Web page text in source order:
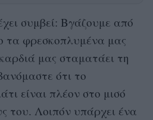
συμβεί: Βγάζουμε από
τα φρεσκοπλυμένα μας
μας σταματάει τη
ότι το
είναι πλέον στο μισό
του. Λοιπόν υπάρχει ένα